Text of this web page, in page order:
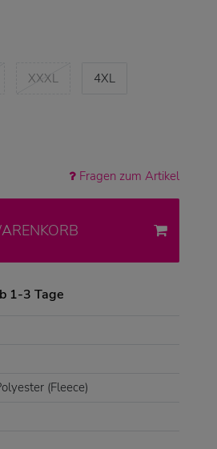
XXXL 4XL
Fragen zum Artikel
1-3 Tage
(Fleece)